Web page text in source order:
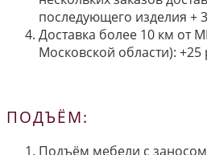
последующего изделия +
Доставка более 10 км от
Московской области):
ПОДЪЁМ:
Подъём мебели с